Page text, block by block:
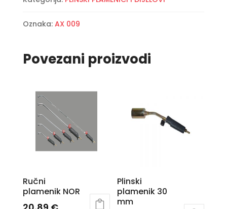
Oznaka: AX 009
Povezani proizvodi
Ručni
plamenik NOR
Plinski
plamenik 30
mm